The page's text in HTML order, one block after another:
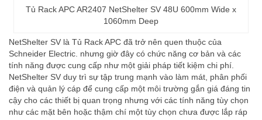
Tủ Rack APC AR2407 NetShelter SV 48U 600mm Wide x
1060mm Deep
NetShelter SV là Tủ Rack APC đã trở nên quen thuộc của
Schneider Electric. nhưng giờ đây có chức năng cơ bản và các
tính năng được cung cấp như một giải pháp tiết kiệm chi phí.
NetShelter SV duy trì sự tập trung mạnh vào làm mát, phân phối
điện và quản lý cáp để cung cấp một môi trường gắn giá đáng tin
cậy cho các thiết bị quan trọng nhưng với các tính năng tùy chọn
như các mặt bên hoặc thậm chí một tùy chọn chưa được lắp ráp